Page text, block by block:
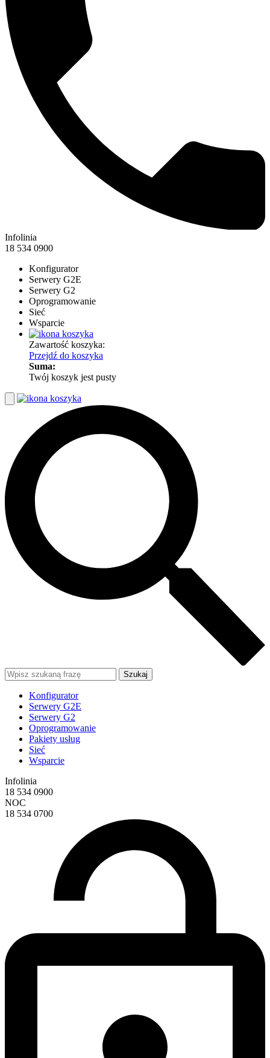
Infolinia
18 534 0900
Konfigurator
Serwery G2E
Serwery G2
Oprogramowanie
Sieć
Wsparcie
Zawartość koszyka:
Przejdź do koszyka
Suma:
Twój koszyk jest pusty
Szukaj
Konfigurator
Serwery G2E
Serwery G2
Oprogramowanie
Pakiety usług
Sieć
Wsparcie
Infolinia
18 534 0900
NOC
18 534 0700